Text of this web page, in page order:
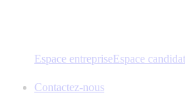
Espace entrepriseEspace candidat
Contactez-nous